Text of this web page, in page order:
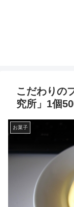
こだわりの
究所」1個
お菓子